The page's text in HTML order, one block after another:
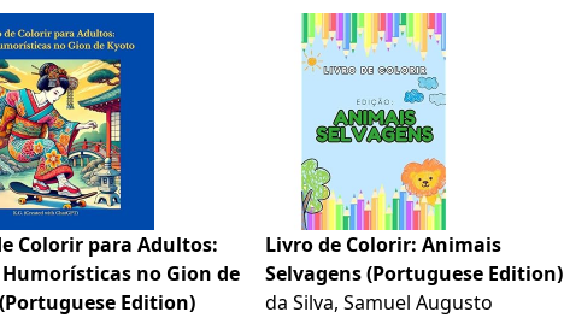
Colorir para Adultos:
no Gion de
Edition)
Livro de Colorir: Animais
Selvagens (Portuguese Edition)
da Silva, Samuel Augusto